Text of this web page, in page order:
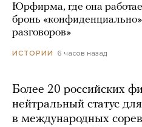
Юрфирма, где она
бронь
разговоров»
ИСТОРИИ 6 часов назад
Более 20 российских
нейтральный статус
в международных